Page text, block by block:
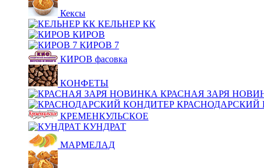
Кексы
КЕЛЬНЕР КК
КИРОВ
КИРОВ 7
КИРОВ фасовка
КОНФЕТЫ
КРАСНАЯ ЗАРЯ
КРАСНОДАРСКИЙ
КРЕМЕНКУЛЬСКОЕ
КУНДРАТ
МАРМЕЛАД